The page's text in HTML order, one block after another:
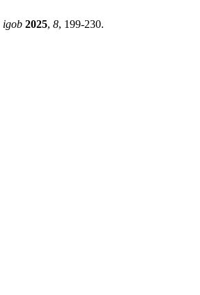
igob 2025, 8, 199-230.